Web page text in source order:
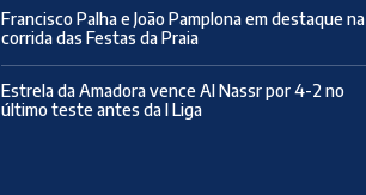
Francisco Palha e João Pamplona em destaque na
corrida das Festas da Praia
Estrela da Amadora vence Al Nassr por 4-2 no
último teste antes da I Liga